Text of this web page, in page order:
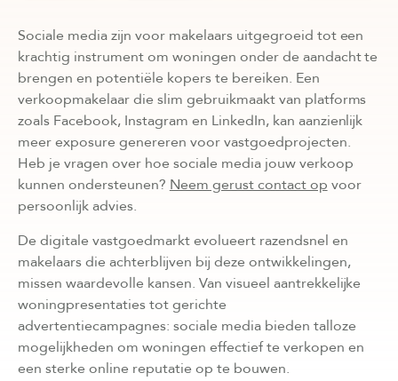
Sociale media zijn voor makelaars uitgegroeid tot een
krachtig instrument om woningen onder de aandacht te
brengen en potentiële kopers te bereiken. Een
verkoopmakelaar die slim gebruikmaakt van platforms
zoals Facebook, Instagram en LinkedIn, kan aanzienlijk
meer exposure genereren voor vastgoedprojecten.
Heb je vragen over hoe sociale media jouw verkoop
kunnen ondersteunen? Neem gerust contact op voor
persoonlijk advies.
De digitale vastgoedmarkt evolueert razendsnel en
makelaars die achterblijven bij deze ontwikkelingen,
missen waardevolle kansen. Van visueel aantrekkelijke
woningpresentaties tot gerichte
advertentiecampagnes: sociale media bieden talloze
mogelijkheden om woningen effectief te verkopen en
een sterke online reputatie op te bouwen.